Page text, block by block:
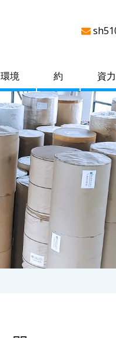

環境 約 資力